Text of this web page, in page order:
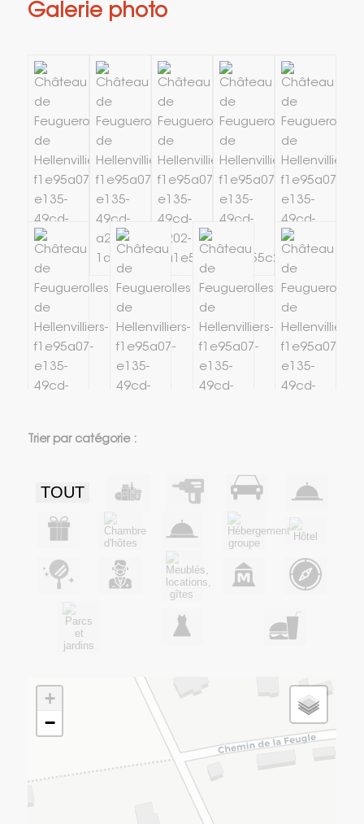
Galerie photo
Trier par catégorie :
TOUT
+
−